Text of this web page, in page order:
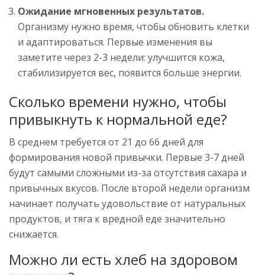
Ожидание мгновенных результатов.
Организму нужно время, чтобы обновить клетки
и адаптироваться. Первые изменения вы
заметите через 2-3 недели: улучшится кожа,
стабилизируется вес, появится больше энергии.
Сколько времени нужно, чтобы
привыкнуть к нормальной еде?
В среднем требуется от 21 до 66 дней для
формирования новой привычки. Первые 3-7 дней
будут самыми сложными из-за отсутствия сахара и
привычных вкусов. После второй недели организм
начинает получать удовольствие от натуральных
продуктов, и тяга к вредной еде значительно
снижается.
Можно ли есть хлеб на здоровом